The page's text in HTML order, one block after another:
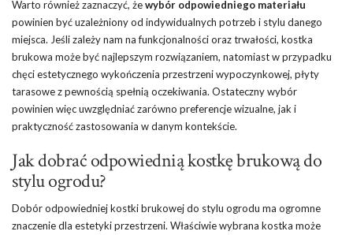
Warto również zaznaczyć, żewybór odpowiedniego materiału
powinien być uzależniony od indywidualnych potrzeb i stylu danego
miejsca. Jeśli zależy nam na funkcjonalności oraz trwałości, kostka
brukowa może być najlepszym rozwiązaniem, natomiast w przypadku
chęci estetycznego wykończenia przestrzeni wypoczynkowej, płyty
tarasowe z pewnością spełnią oczekiwania. Ostateczny wybór
powinien więc uwzględniać zarówno preferencje wizualne, jak i
praktyczność zastosowania w danym kontekście.
Jak dobrać odpowiednią kostkę brukową do
stylu ogrodu?
Dobór odpowiedniej kostki brukowej do stylu ogrodu ma ogromne
znaczenie dla estetyki przestrzeni. Właściwie wybrana kostka może